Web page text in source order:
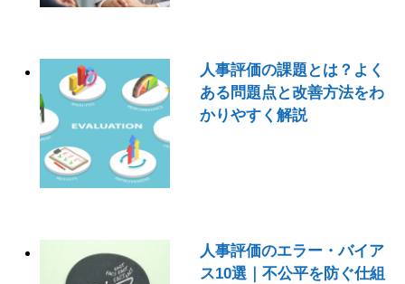
人事評価の課題とは？よく
ある問題点と改善方法をわ
かりやすく解説
人事評価のエラー・バイア
ス10選｜不公平を防ぐ仕組